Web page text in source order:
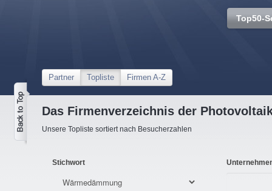
Top50-
Partner Topliste Firmen A-Z
Das Firmenverzeichnis der
Unsere Topliste sortiert nach Besucherzahlen
Stichwort